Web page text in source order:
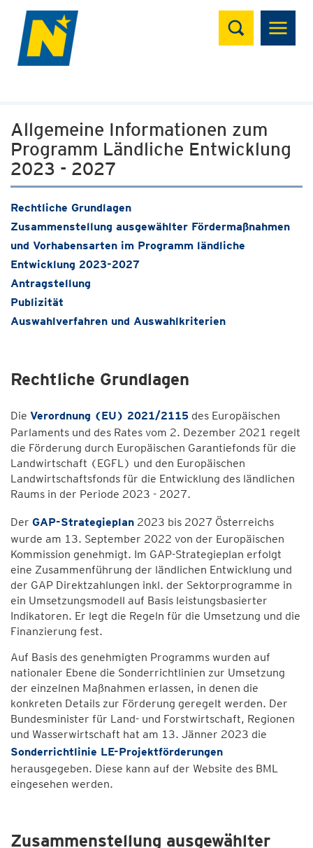
Suchen
Allgemeine Informationen zum
Programm Ländliche Entwicklung
2023 - 2027
Rechtliche Grundlagen
Zusammenstellung ausgewählter Fördermaßnahmen
und Vorhabensarten im Programm ländliche
Entwicklung 2023-2027
Antragstellung
Publizität
Auswahlverfahren und Auswahlkriterien
Rechtliche Grundlagen
Die Verordnung (EU) 2021/2115 des Europäischen
Parlaments und des Rates vom 2. Dezember 2021 regelt
die Förderung durch Europäischen Garantiefonds für die
Landwirtschaft (EGFL) und den Europäischen
Landwirtschaftsfonds für die Entwicklung des ländlichen
Raums in der Periode 2023 - 2027.
Der GAP-Strategieplan 2023 bis 2027 Österreichs
wurde am 13. September 2022 von der Europäischen
Kommission genehmigt. Im GAP-Strategieplan erfolgt
eine Zusammenführung der ländlichen Entwicklung und
der GAP Direktzahlungen inkl. der Sektorprogramme in
ein Umsetzungsmodell auf Basis leistungsbasierter
Indikatoren. Er legt die Regeln für die Umsetzung und die
Finanzierung fest.
Auf Basis des genehmigten Programms wurden auf
nationaler Ebene die Sonderrichtlinien zur Umsetzung
der einzelnen Maßnahmen erlassen, in denen die
konkreten Details zur Förderung geregelt werden. Der
Bundesminister für Land- und Forstwirtschaft, Regionen
und Wasserwirtschaft hat am 13. Jänner 2023 die
Sonderrichtlinie LE-Projektförderungen
herausgegeben. Diese kann auf der Website des BML
eingesehen werden.
Zusammenstellung ausgewählter